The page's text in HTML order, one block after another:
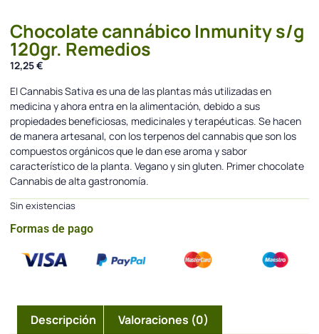
Chocolate cannábico Inmunity s/g
120gr. Remedios
12,25€
El Cannabis Sativa es una de las plantas más utilizadas en
medicina y ahora entra en la alimentación, debido a sus
propiedades beneficiosas, medicinales y terapéuticas. Se hacen
de manera artesanal, con los terpenos del cannabis que son los
compuestos orgánicos que le dan ese aroma y sabor
característico de la planta. Vegano y sin gluten. Primer chocolate
Cannabis de alta gastronomía.
Sin existencias
Formas de pago
Descripción Valoraciones (0)